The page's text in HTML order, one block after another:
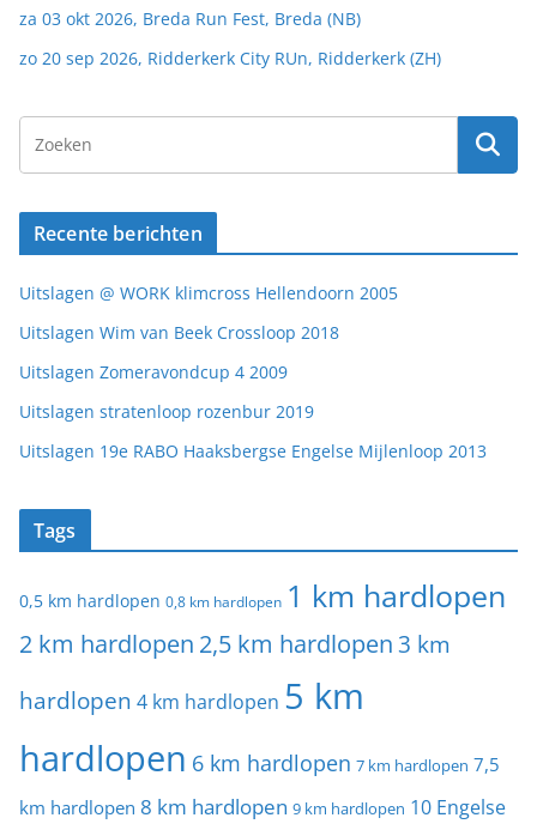
za 03 okt 2026, Breda Run Fest, Breda (NB)
zo 20 sep 2026, Ridderkerk City RUn, Ridderkerk (ZH)
Recente berichten
Uitslagen @ WORK klimcross Hellendoorn 2005
Uitslagen Wim van Beek Crossloop 2018
Uitslagen Zomeravondcup 4 2009
Uitslagen stratenloop rozenbur 2019
Uitslagen 19e RABO Haaksbergse Engelse Mijlenloop 2013
Tags
0,5 km hardlopen 0,8 km hardlopen 1 km hardlopen
2 km hardlopen 2,5 km hardlopen 3 km
hardlopen 4 km hardlopen 5 km
hardlopen 6 km hardlopen 7 km hardlopen 7,5
km hardlopen 8 km hardlopen 9 km hardlopen 10 Engelse